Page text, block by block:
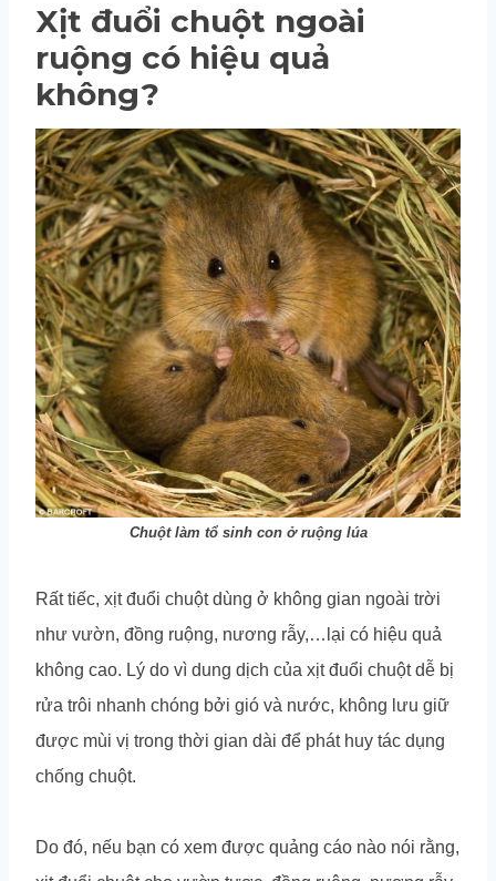
Xịt đuổi chuột ngoài
ruộng có hiệu quả
không?
Chuột làm tổ sinh con ở ruộng lúa
Rất tiếc, xịt đuổi chuột dùng ở không gian ngoài trời
như vườn, đồng ruộng, nương rẫy,…lại có hiệu quả
không cao. Lý do vì dung dịch của xịt đuổi chuột dễ bị
rửa trôi nhanh chóng bởi gió và nước, không lưu giữ
được mùi vị trong thời gian dài để phát huy tác dụng
chống chuột.
Do đó, nếu bạn có xem được quảng cáo nào nói rằng,